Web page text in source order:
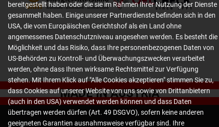
MADE IN AUSTRIA
bereitgestellt haben oder die sie im Rahmen Ihrer Nutzung der Dienste
gesammelt haben. Einige unserer Partnerdienste befinden sich in den
USA, die vom Europäischen Gerichtshof als ein Land ohne
angemessenes Datenschutzniveau angesehen werden. Es besteht die
Möglichkeit und das Risiko, dass Ihre personenbezogenen Daten von
US-Behörden zu Kontroll- und Überwachungszwecken verarbeitet
werden, ohne dass Ihnen wirksame Rechtsmittel zur Verfügung
stehen. Mit Ihrem Klick auf "Alle Cookies akzeptieren" stimmen Sie zu,
dass Cookies auf unserer Website von uns sowie von Drittanbietern
(auch in den USA) verwendet werden können und dass Daten
übertragen werden dürfen (Art. 49 DSGVO), sofern keine anderen
geeigneten Garantien ausnahmsweise verfügbar sind. Ihre